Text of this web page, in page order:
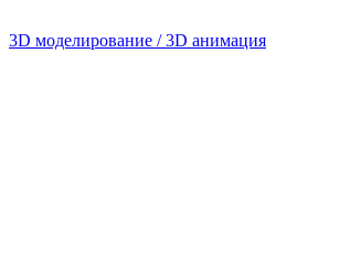
3D моделирование / 3D анимация